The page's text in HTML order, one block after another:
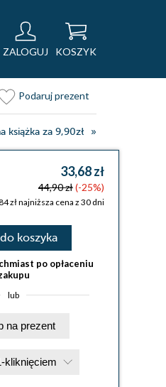
ZALOGUJ KOSZYK
Podaruj prezent
książka za 9,90zł
33,68 zł
44,90 zł(-25%)
zł najniższa cena z 30 dni
koszyka
po opłaceniu
lub
Kup na prezent
kliknięciem